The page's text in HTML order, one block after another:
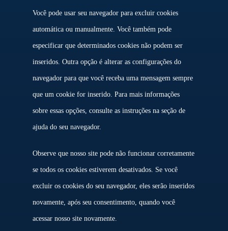
Você pode usar seu navegador para excluir cookies
automática ou manualmente. Você também pode
especificar que determinados cookies não podem ser
inseridos. Outra opção é alterar as configurações do
navegador para que você receba uma mensagem sempre
que um cookie for inserido. Para mais informações
sobre essas opções, consulte as instruções na seção de
ajuda do seu navegador.
Observe que nosso site pode não funcionar corretamente
se todos os cookies estiverem desativados. Se você
excluir os cookies do seu navegador, eles serão inseridos
novamente, após seu consentimento, quando você
acessar nosso site novamente.